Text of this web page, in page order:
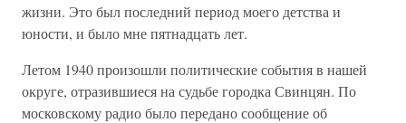
жизни. Это был последний период моего детства и
юности, и было мне пятнадцать лет.
Летом 1940 произошли политические события в нашей
округе, отразившиеся на судьбе городка Свинцян. По
московскому радио было передано сообщение об